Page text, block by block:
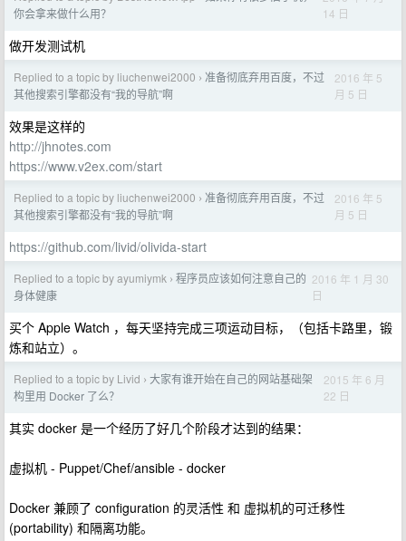
你会拿来做什么用？
14 日
做开发测试机
Replied to a topic by liuchenwei2000 › 准备彻底弃用百度，不过
其他搜索引擎都没有“我的导航”啊
2016 年 5
月 5 日
效果是这样的
http://jhnotes.com
https://www.v2ex.com/start
Replied to a topic by liuchenwei2000 › 准备彻底弃用百度，不过
其他搜索引擎都没有“我的导航”啊
2016 年 5
月 5 日
https://github.com/livid/olivida-start
Replied to a topic by ayumiymk › 程序员应该如何注意自己的
身体健康
2016 年 1 月 30
日
买个 Apple Watch ，每天坚持完成三项运动目标，（包括卡路里，锻
炼和站立）。
Replied to a topic by Livid › 大家有谁开始在自己的网站基础架
构里用 Docker 了么？
2015 年 6 月
22 日
其实 docker 是一个经历了好几个阶段才达到的结果：
虚拟机 - Puppet/Chef/ansible - docker
Docker 兼顾了 configuration 的灵活性 和 虚拟机的可迁移性
(portability) 和隔离功能。